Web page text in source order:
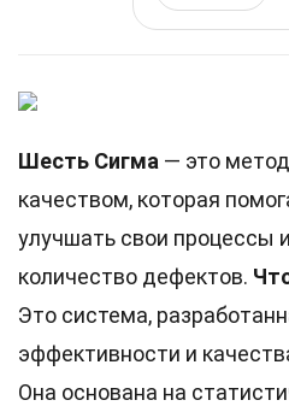
Шесть Сигма — это
качеством, которая
улучшать свои процессы
количество дефектов.
Это система,
эффективности и
Она основана на